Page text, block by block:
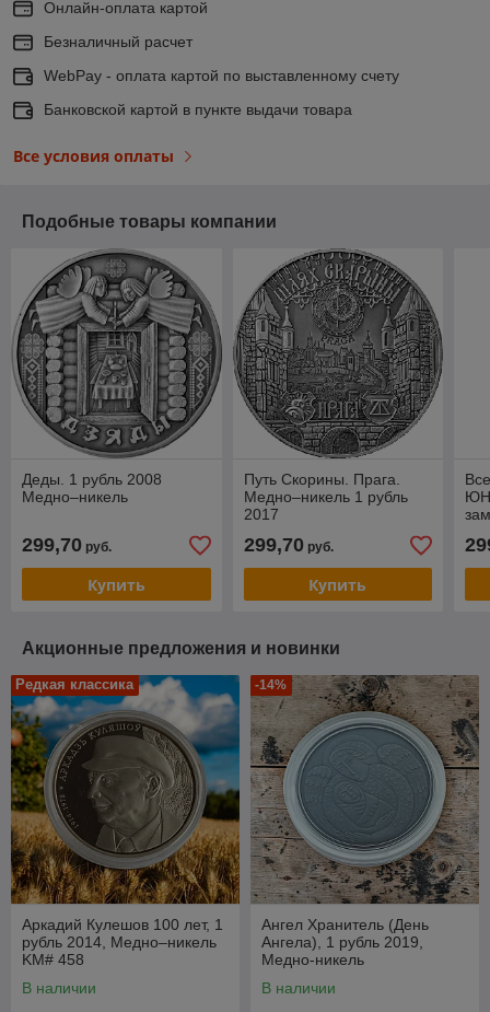
Онлайн-оплата картой
Безналичный расчет
WebPay - оплата картой по выставленному счету
Банковской картой в пункте выдачи товара
Все условия оплаты
Подобные товары компании
Деды. 1 рубль 2008
Медно–никель
299,70 руб.
Купить
Путь Скорины. Прага.
Медно–никель 1 рубль
2017
299,70руб.
Купить
Акционные предложения и новинки
Редкая классика
Аркадий Кулешов 100 лет, 1
рубль 2014, Медно–никель
KM# 458
В наличии
-14%
Ангел Хранитель (День
Ангела), 1 рубль 2019,
Медно-никель
В наличии